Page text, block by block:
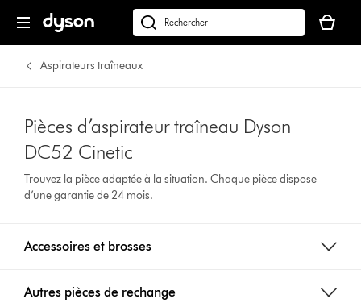
Rechercher
des
produits
panier
est
Aspirateurs traîneaux
Pièces d’aspirateur traîneau Dyson
DC52 Cinetic
Trouvez la pièce adaptée à la situation. Chaque pièce dispose
d’une garantie de 24 mois.
Accessoires et brosses
Autres pièces de rechange